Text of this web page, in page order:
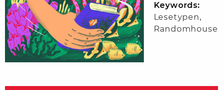
Keywords:
Lesetypen,
Randomhouse